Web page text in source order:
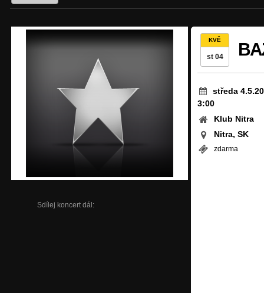
Sdílej koncert dál:
KVĚ
st 04
středa
3:00
Klub Nitra
Nitra, SK
zdarma